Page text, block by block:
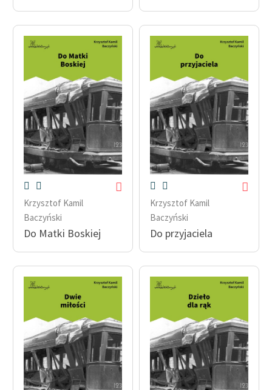
Krzysztof Kamil
Baczyński
Do Matki Boskiej
Krzysztof Kamil
Baczyński
Do przyjaciela